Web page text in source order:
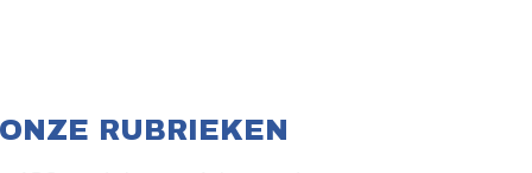
ONZE RUBRIEKEN